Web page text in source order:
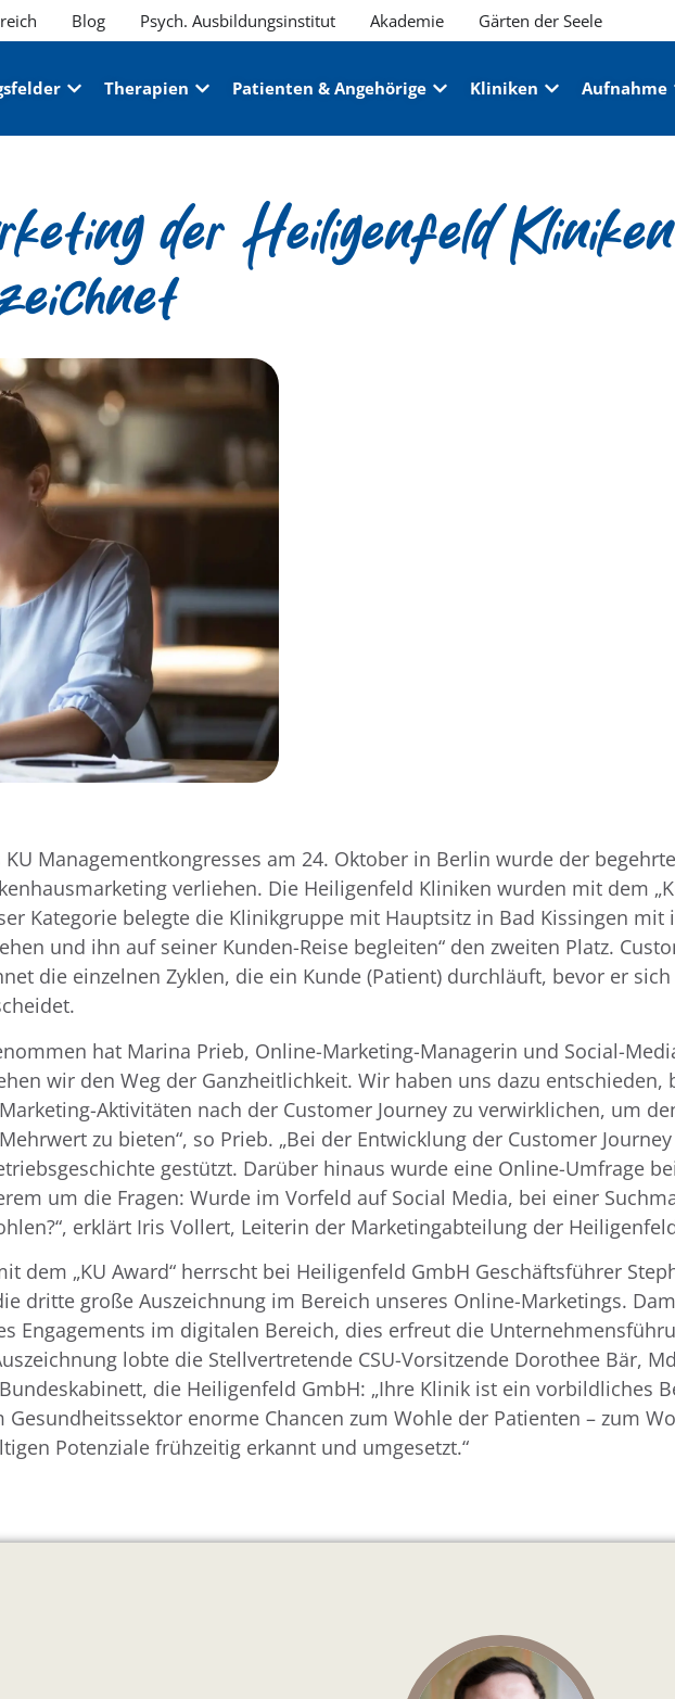
Blog Psych. Ausbildungsinstitut Akademie Gärten der Seele
Therapien Patienten & Angehörige Kliniken Aufnahme
der Heiligenfeld
Managementkongresses am 24. Oktober in Berlin wurde der begehrte
verliehen. Die Heiligenfeld Kliniken wurden mit dem
Kategorie belegte die Klinikgruppe mit Hauptsitz in Bad Kissingen mit
und ihn auf seiner Kunden-Reise begleiten“ den zweiten Platz.
die einzelnen Zyklen, die ein Kunde (Patient) durchläuft, bevor er
hat Marina Prieb, Online-Marketing-Managerin und Social-
wir den Weg der Ganzheitlichkeit. Wir haben uns dazu entschieden,
Aktivitäten nach der Customer Journey zu verwirklichen, um
zu bieten“, so Prieb. „Bei der Entwicklung der Customer
gestützt. Darüber hinaus wurde eine Online-Umfrage
um die Fragen: Wurde im Vorfeld auf Social Media, bei einer
erklärt Iris Vollert, Leiterin der Marketingabteilung der
dem „KU Award“ herrscht bei Heiligenfeld GmbH Geschäftsführer
dritte große Auszeichnung im Bereich unseres Online-Marketings.
Engagements im digitalen Bereich, dies erfreut die
lobte die Stellvertretende CSU-Vorsitzende Dorothee Bär,
die Heiligenfeld GmbH: „Ihre Klinik ist ein vorbildliches
enorme Chancen zum Wohle der Patienten – zum
Potenziale frühzeitig erkannt und umgesetzt.“